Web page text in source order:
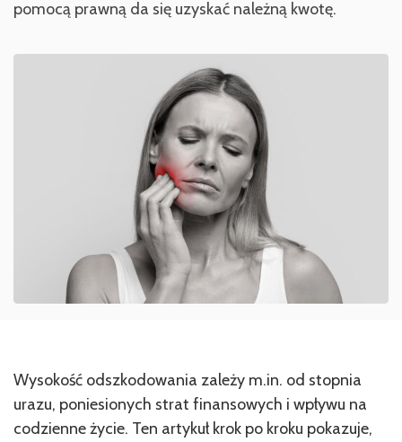
pomocą prawną da się uzyskać należną kwotę.
Wysokość odszkodowania zależy m.in. od stopnia
urazu, poniesionych strat finansowych i wpływu na
codzienne życie. Ten artykuł krok po kroku pokazuje,